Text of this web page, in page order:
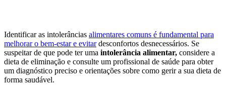
Identificar as intolerâncias alimentares comuns é fundamental para
melhorar o bem-estar e evitardesconfortos desnecessários. Se
suspeitar de que pode ter uma intolerância alimentar, considere a
dieta de eliminação e consulte um profissional de saúde para obter
um diagnóstico preciso e orientações sobre como gerir a sua dieta de
forma saudável.